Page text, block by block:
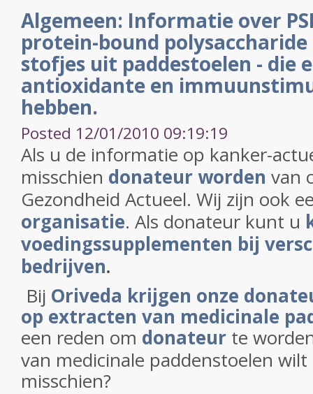
Algemeen: Informatie over
protein-bound polysaccharide
stofjes uit paddestoelen - die
antioxidante en
hebben.
Posted 12/01/2010 09:19:19
Als u de informatie op kanker-
misschien donateur worden van
Gezondheid Actueel. Wij zijn ook
organisatie. Als donateur kunt u
voedingssupplementen bij
bedrijven.
Bij Oriveda krijgen onze
op extracten van medicinale
een reden om donateur te
van medicinale paddenstoelen
misschien?